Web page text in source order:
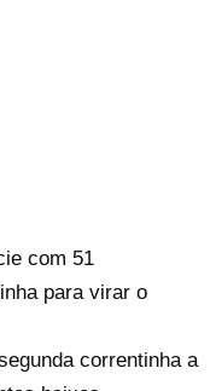
com 51
para virar o
correntinha a